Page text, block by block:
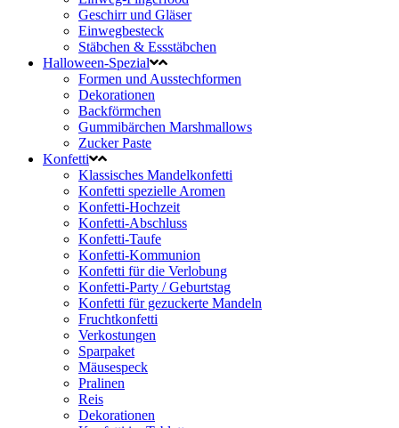
Geschirr und Gläser
Einwegbesteck
Stäbchen & Essstäbchen
Halloween-Spezial
Formen und Ausstechformen
Dekorationen
Backförmchen
Gummibärchen Marshmallows
Zucker Paste
Konfetti
Klassisches Mandelkonfetti
Konfetti spezielle Aromen
Konfetti-Hochzeit
Konfetti-Abschluss
Konfetti-Taufe
Konfetti-Kommunion
Konfetti für die Verlobung
Konfetti-Party / Geburtstag
Konfetti für gezuckerte Mandeln
Fruchtkonfetti
Verkostungen
Sparpaket
Mäusespeck
Pralinen
Reis
Dekorationen